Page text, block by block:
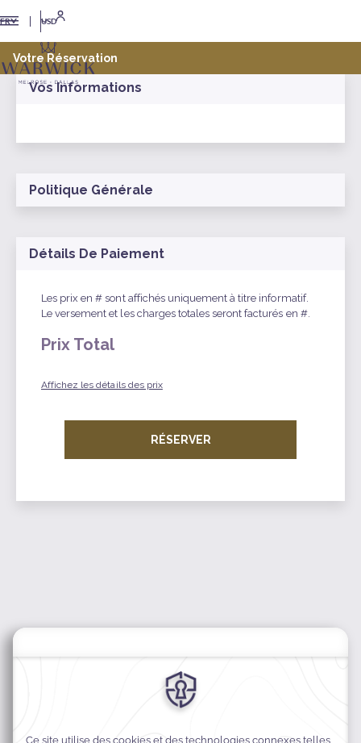
USD
FR
Votre Réservation
Vos Informations
Politique Générale
Détails De Paiement
Les prix en # sont affichés uniquement à titre informatif.
Le versement et les charges totales seront facturés en #.
Prix Total
Affichez les détails des prix
RÉSERVER